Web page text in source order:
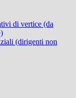
di vertice (da
(dirigenti non